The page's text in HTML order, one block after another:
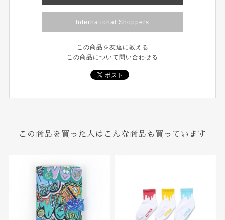
International Shoppers
この商品を友達に教える
この商品について問い合わせる
この商品を買った人はこんな商品も買っています